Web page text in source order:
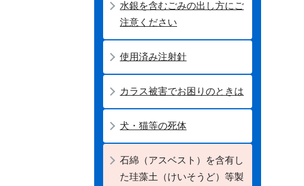
水銀を含むごみの出し方にご
注意ください
使用済み注射針
カラス被害でお困りのときは
犬・猫等の死体
石綿（アスベスト）を含有し
た珪藻土（けいそうど）等製